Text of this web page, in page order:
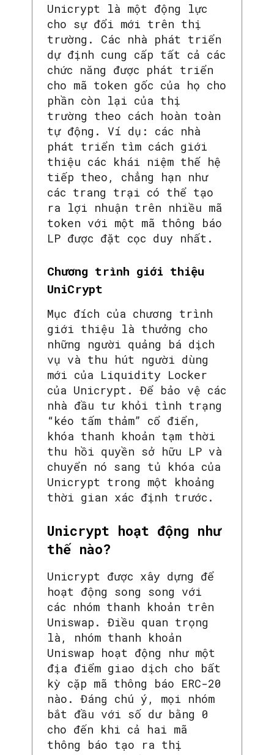
Unicrypt là một động lực
cho sự đổi mới trên thị
trường. Các nhà phát triển
dự định cung cấp tất cả các
chức năng được phát triển
cho mã token gốc của họ cho
phần còn lại của thị
trường theo cách hoàn toàn
tự động. Ví dụ: các nhà
phát triển tìm cách giới
thiệu các khái niệm thế hệ
tiếp theo, chẳng hạn như
các trang trại có thể tạo
ra lợi nhuận trên nhiều mã
token với một mã thông báo
LP được đặt cọc duy nhất.
Chương trình giới thiệu
UniCrypt
Mục đích của chương trình
giới thiệu là thưởng cho
những người quảng bá dịch
vụ và thu hút người dùng
mới của Liquidity Locker
của Unicrypt. Để bảo vệ các
nhà đầu tư khỏi tình trạng
“kéo tấm thảm” cổ điển,
khóa thanh khoản tạm thời
thu hồi quyền sở hữu LP và
chuyển nó sang tủ khóa của
Unicrypt trong một khoảng
thời gian xác định trước.
Unicrypt hoạt động như
thế nào?
Unicrypt được xây dựng để
hoạt động song song với
các nhóm thanh khoản trên
Uniswap. Điều quan trọng
là, nhóm thanh khoản
Uniswap hoạt động như một
địa điểm giao dịch cho bất
kỳ cặp mã thông báo ERC-20
nào. Đáng chú ý, mọi nhóm
bắt đầu với số dư bằng 0
cho đến khi cả hai mã
thông báo tạo ra thị